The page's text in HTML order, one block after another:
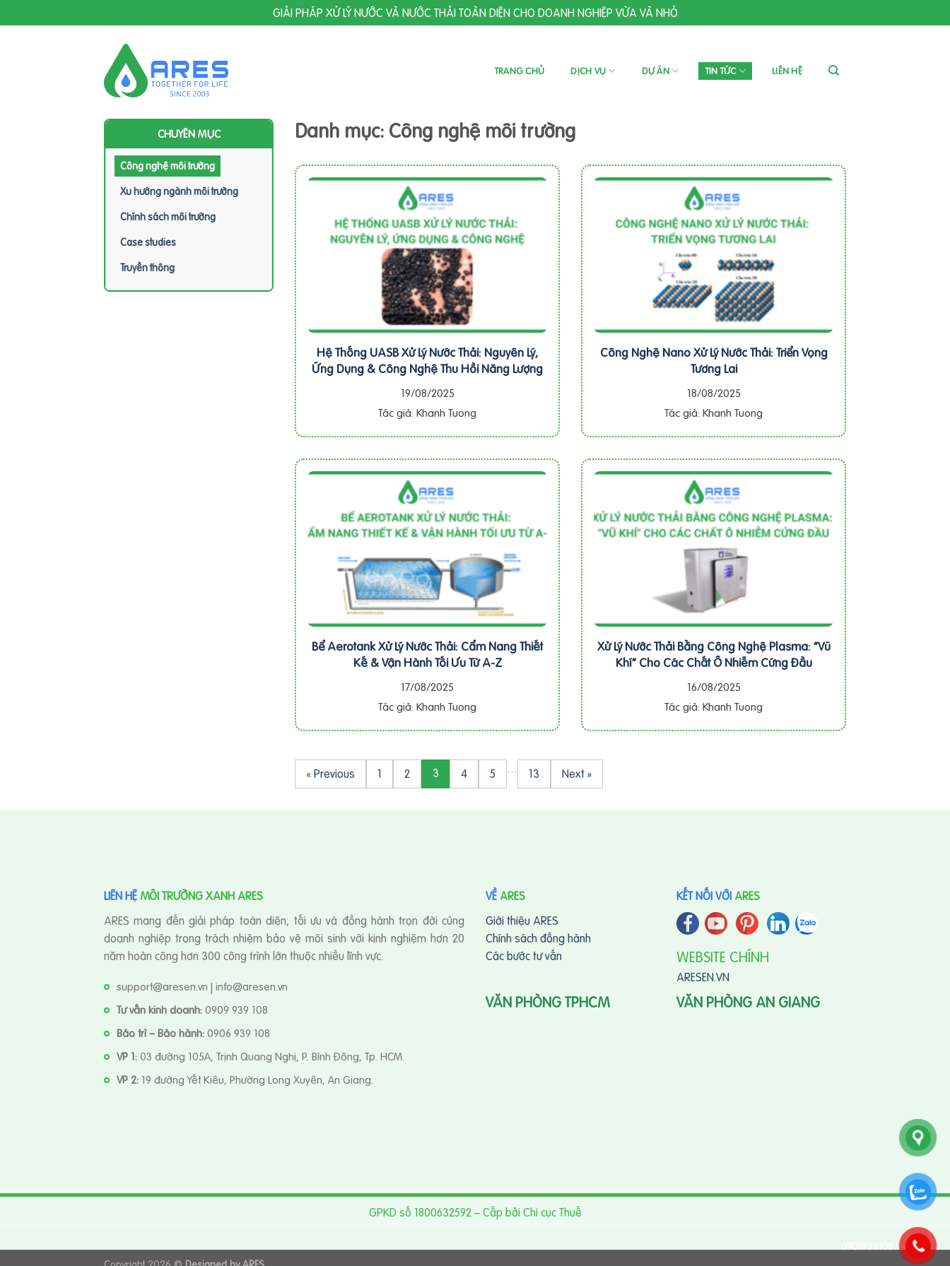
to
GIẢI PHÁP XỬ LÝ NƯỚC VÀ NƯỚC THẢI TOÀN DIỆN CHO DOANH NGHIỆP VỪA VÀ NHỎ
TRANG CHỦ DỊCH VỤ DỰ ÁN TIN TỨC LIÊN HỆ
CHUYÊN MỤC
Công nghệ môi trường
Xu hướng ngành môi trường
Chính sách môi trường
Case studies
Truyền thông
Danh mục: Công nghệ môi trường
Hệ Thống UASB Xử Lý Nước Thải: Nguyên Lý,
Ứng Dụng & Công Nghệ Thu Hồi Năng Lượng
19/08/2025
Tác giả: Khanh Tuong
Công Nghệ Nano Xử Lý Nước Thải: Triển Vọng
Tương Lai
18/08/2025
Tác giả: Khanh Tuong
Bể Aerotank Xử Lý Nước Thải: Cẩm Nang Thiết
Kế & Vận Hành Tối Ưu Từ A-Z
17/08/2025
Tác giả: Khanh Tuong
Xử Lý Nước Thải Bằng Công Nghệ Plasma: “Vũ
Khí” Cho Các Chất Ô Nhiễm Cứng Đầu
16/08/2025
Tác giả: Khanh Tuong
« Previous 1 2 3 4 5 … 13 Next »
LIÊN HỆ MÔI TRƯỜNG XANH ARES
ARES mang đến giải pháp toàn diện, tối ưu và đồng hành trọn đời cùng
doanh nghiệp trong trách nhiệm bảo vệ môi sinh với kinh nghiệm hơn 20
năm hoàn công hơn 300 công trình lớn thuộc nhiều lĩnh vực.
support@aresen.vn | info@aresen.vn
Tư vấn kinh doanh:0909 939 108
Bảo trì – Bảo hành:0906 939 108
VP 1:03 đường 105A, Trịnh Quang Nghị, P. Bình Đông, Tp. HCM.
VP 2: 19 đường Yết Kiêu, Phường Long Xuyên, An Giang.
VỀ ARES
Giới thiệu ARES
Chính sách đồng hành
Các bước tư vấn
VĂN PHÒNG TPHCM
KẾT NỐI VỚI ARES
WEBSITE CHÍNH
ARESEN.VN
VĂN PHÒNG AN GIANG
GPKD số 1800632592 – Cấp bởi Chi cục Thuế